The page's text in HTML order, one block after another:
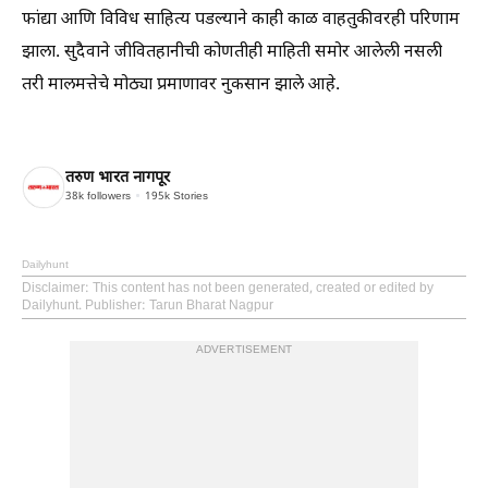
फांद्या आणि विविध साहित्य पडल्याने काही काळ वाहतुकीवरही परिणाम
झाला. सुदैवाने जीवितहानीची कोणतीही माहिती समोर आलेली नसली
तरी मालमत्तेचे मोठ्या प्रमाणावर नुकसान झाले आहे.
तरुण भारत नागपूर
38k followers 195k Stories
Dailyhunt
Disclaimer: This content has not been generated, created or edited by
Dailyhunt. Publisher: Tarun Bharat Nagpur
ADVERTISEMENT